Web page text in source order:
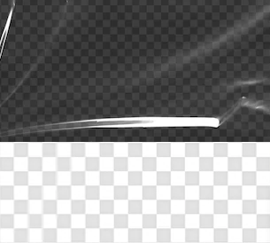
Copyright © 2010-2026Freepik Company S.L.U.